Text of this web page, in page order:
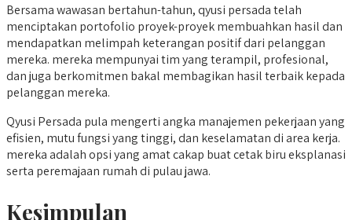
Bersama wawasan bertahun-tahun, qyusi persada telah
menciptakan portofolio proyek-proyek membuahkan hasil dan
mendapatkan melimpah keterangan positif dari pelanggan
mereka. mereka mempunyai tim yang terampil, profesional,
dan juga berkomitmen bakal membagikan hasil terbaik kepada
pelanggan mereka.
Qyusi Persada pula mengerti angka manajemen pekerjaan yang
efisien, mutu fungsi yang tinggi, dan keselamatan di area kerja.
mereka adalah opsi yang amat cakap buat cetak biru eksplanasi
serta peremajaan rumah di pulau jawa.
Kesimpulan